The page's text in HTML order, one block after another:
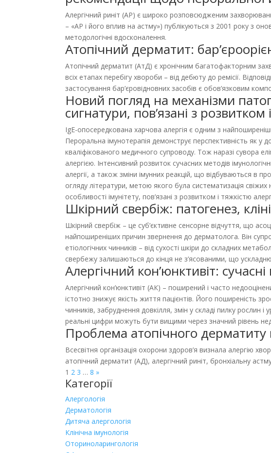
Алергічний риніт (АР) є широко розповсюдженим
– «АР і його вплив на астму») публікуються з 2001 року з
методологічні вдосконалення.
Атопічний дерматит:
Атопічний дерматит (АтД) є хронічним багатофакторним
всіх етапах перебігу хвороби – від дебюту до ремісії.
застосування бар’єровідновних засобів є обов’язковим
Новий погляд на механізми
сигнатури, пов’язані з
IgE-опосередкована харчова алергія є одним з
Пероральна імунотерапія демонструє перспективність як у
кваліфікованого медичного супроводу. Тож наразі сувора
алергією. Інтенсивний розвиток сучасних методів
алергії, а також зміни імунних реакцій, що відбуваються в
огляду літератури, метою якого була систематизація
особливості імунітету, пов’язані з розвитком і тяжкістю
Шкірний свербіж: патогенез,
Шкірний свербіж – це суб’єктивне сенсорне відчуття, що
найпоширеніших причин звернення до дерматолога. Він
етіологічних чинників – від сухості шкіри до складних
свербежу залишаються до кінця не з’ясованими, що
Алергічний кон’юнктивіт:
Алергічний кон’юнктивіт (АК) – поширений і часто
істотно знижує якість життя пацієнтів. Його поширеність
чинників, забруднення довкілля, змін у складі пилку рослин
реальні цифри можуть бути вищими через значний рівень
Проблема атопічного дерматиту
Всесвітня організація охорони здоров’я визнала алергію
атопічний дерматит (АД), алергічний риніт, бронхіальну
1 2 3 … 8 »
Категорії
Алергологія
Дерматологія
Дитяча алергологія
Клінічна імунологія
Оториноларингологія